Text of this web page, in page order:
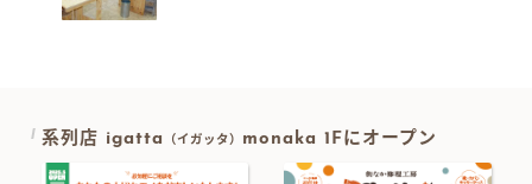
系列店 igatta （イガッタ） monaka 1Fにオープン